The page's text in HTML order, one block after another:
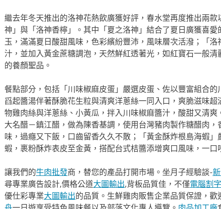
繼去年冬天推出的洛神花熱飲廣獲好評，春水堂再度推出兩
神」與「洛神香檸」。其中「夏之洛神」結合了夏日廣獲喜
玉，滿滿夏日酸甜風味，色彩繽紛豐沛，風味層次活潑；「
汁，並加入黃金蔗糖調泡，天然鮮紅透著光，如紅寶石一般
的養顏聖品。
餐點部分，包括「川味椒麻皮蛋」嚴選皮蛋、佐以豐富組合
舀起醬湯伴著酥脆花生粒與清爽洋蔥絲一同入口，爽脆滋味
物雞肉絲與洋蔥絲、小黃瓜，拌入川味椒麻醬汁，酸甜又清
大名醋－鎮江醋，做為陳香基調，使用台灣豬肉製作糖醋肉
味，過癮又下飯，口齒留香久久不散；「黃金酥炸根島海蝦
蝦，裹粉酥炸表皮至金黃，搭配台式桔醬添增爽口風味，一
讓我們的牛肉批發商，替您的產品打開市場。坐月子經驗談-
尋專業廣告設計,價格公道大圖輸出,背板品質佳，不僅電腦割字
優仕彩專業大圖輸出的品質。生鮮雞肉販售企業品質保證，歡